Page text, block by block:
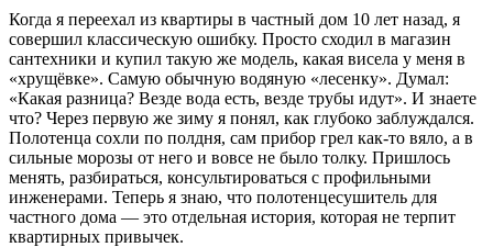
Когда я переехал из квартиры в частный дом 10 лет назад, я
совершил классическую ошибку. Просто сходил в магазин
сантехники и купил такую же модель, какая висела у меня в
«хрущёвке». Самую обычную водяную «лесенку». Думал:
«Какая разница? Везде вода есть, везде трубы идут». И знаете
что? Через первую же зиму я понял, как глубоко заблуждался.
Полотенца сохли по полдня, сам прибор грел как-то вяло, а в
сильные морозы от него и вовсе не было толку. Пришлось
менять, разбираться, консультироваться с профильными
инженерами. Теперь я знаю, что полотенцесушитель для
частного дома — это отдельная история, которая не терпит
квартирных привычек.